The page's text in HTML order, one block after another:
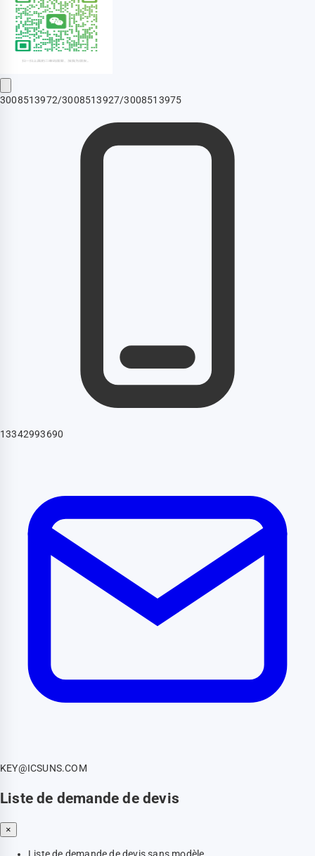
3008513972/3008513927/3008513975
13342993690
KEY@ICSUNS.COM
Liste de demande de devis
×
Liste de demande de devis sans modèle